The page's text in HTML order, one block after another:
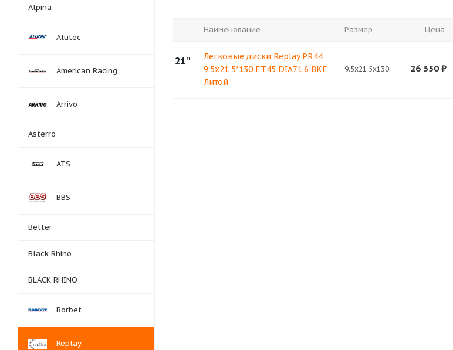
Наименование Размер Цена
21''
Легковые диски Replay PR44
9.5x21 5*130 ET45 DIA71.6 BKF
Литой
9.5x21 5x130 26 350 ₽
Alpina
Alutec
American Racing
Arrivo
Asterro
ATS
BBS
Better
Black Rhino
BLACK RHINO
Borbet
Replay